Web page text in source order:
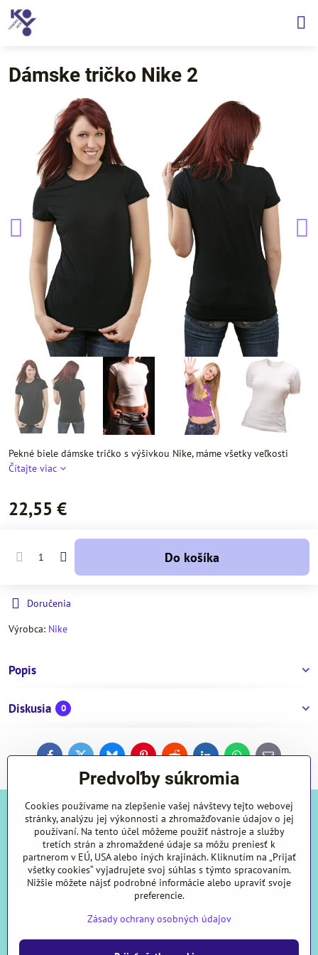
Dámske tričko Nike 2
Pekné biele dámske tričko s výšivkou Nike, máme všetky veľkosti
Čítajte viac
22,55 €
Do košíka
Doručenia
Výrobca: Nike
Popis
Diskusia 0
FacebookTwitterBlueskyPinterestReddit LinkedInWhatsApp
E-
Made and constructed by Patrik Mrižo
email:kovo.zkw@gmail.com
Predvoľby súkromia
Cookies používame na zlepšenie vašej návštevy tejto webovej
stránky, analýzu jej výkonnosti a zhromažďovanie údajov o jej
používaní. Na tento účel môžeme použiť nástroje a služby
tretích strán a zhromaždené údaje sa môžu preniesť k
partnerom v EÚ, USA alebo iných krajinách. Kliknutím na „Prijať
všetky cookies“ vyjadrujete svoj súhlas s týmto spracovaním.
Nižšie môžete nájsť podrobné informácie alebo upraviť svoje
preferencie.
Zásady ochrany osobných údajov